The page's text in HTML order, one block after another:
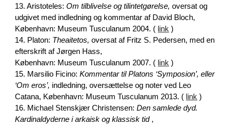
13. Aristoteles:Om tilblivelse og tilintetgørelse, oversat og
udgivet med indledning og kommentar af David Bloch,
København: Museum Tusculanum 2004. ( link )
14. Platon: Theaitetos, oversat af Fritz S. Pedersen, med en
efterskrift af Jørgen Hass,
København: Museum Tusculanum 2007. ( link )
15. Marsilio Ficino:Kommentar til Platons ‘Symposion’, eller
‘Om eros’, indledning, oversættelse og noter ved Leo
Catana, København: Museum Tusculanum 2013. ( link )
16. Michael Stenskjær Christensen:Den samlede dyd.
Kardinaldyderne i arkaisk og klassisk tid,